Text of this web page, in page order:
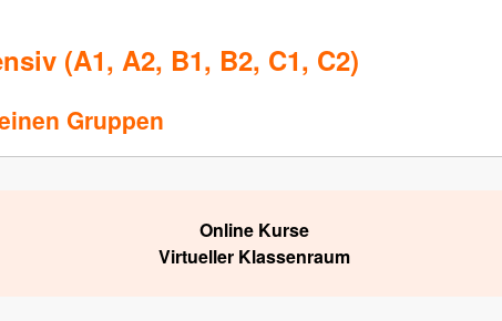
(A1, A2, B1, B2, C1, C2)
Gruppen
Online Kurse
Virtueller Klassenraum